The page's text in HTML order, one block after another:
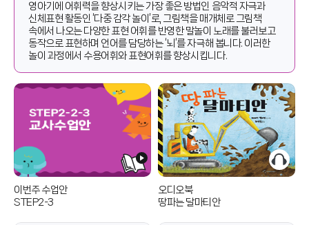
영아기에 어휘력을 향상시키는 가장 좋은 방법인 음악적 자극과
신체표현 활동인 ‘다중 감각 놀이’로, 그림책을 매개체로 그림책
속에서 나오는 다양한 표현 어휘를 반영한 말놀이 노래를 불러보고
동작으로 표현하며 언어를 담당하는 ‘뇌’를 자극해 봅니다. 이러한
놀이 과정에서 수용어휘와 표현어휘를 향상시킵니다.
이번주 수업안
STEP2-3
오디오북
땅파는 달마티안